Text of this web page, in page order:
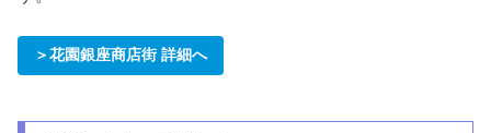
＞花園銀座商店街 詳細へ